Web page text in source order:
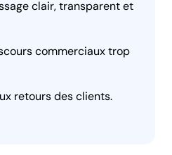
clair, transparent et
commerciaux trop
retours des clients.